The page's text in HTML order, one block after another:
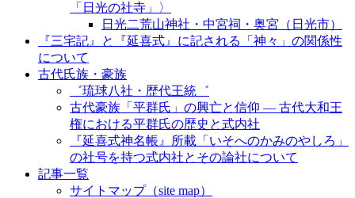
「日光の社寺」〉
日光二荒山神社・中宮祠・奥宮（日光市）
『三宅記』と『延喜式』に記される「神々」の関係性
について
古代氏族・豪族
゛琉球八社・歴代王統゛
古代豪族「平群氏」の興亡と信仰 ― 古代大和王
権における平群氏の歴史と式内社
『延喜式神名帳』所載「いそへのかみのやしろ」
の社号を持つ式内社とその論社について
記事一覧
サイトマップ（site map）